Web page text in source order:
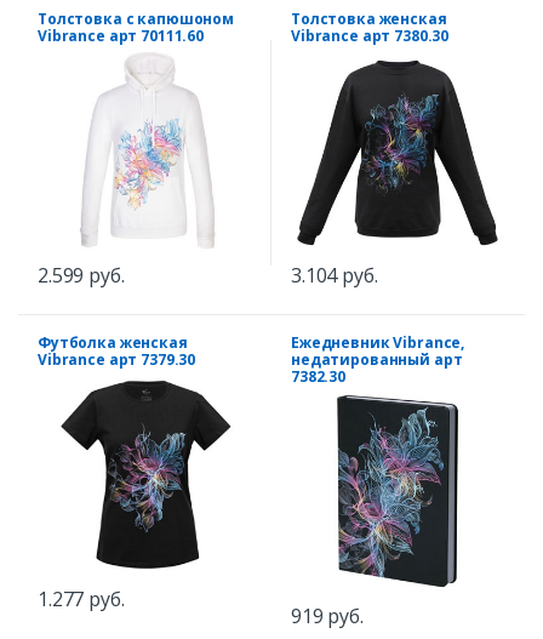
Толстовка с капюшоном
Vibrance арт 70111.60
2.599 руб.
Толстовка женская
Vibrance арт 7380.30
3.104 руб.
Футболка женская
Vibrance арт 7379.30
1.277 руб.
Ежедневник Vibrance,
недатированный арт
7382.30
919 руб.